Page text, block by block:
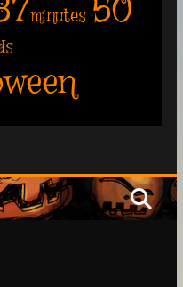
minutes 50